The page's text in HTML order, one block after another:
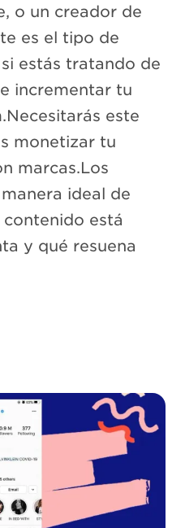
o un creador de
es el tipo de
estás tratando de
incrementar tu
este
monetizar tu
marcas.Los
ideal de
está
y qué resuena